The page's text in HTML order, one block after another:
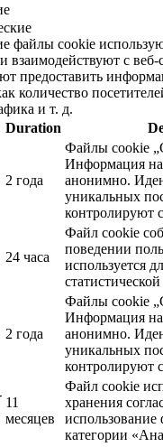
файлы cookie
взаимодействуют с
предоставить
количество
и т. д.
Duration
2 года
Файлы cookie
Информация на
анонимно.
уникальных
контролируют
24 часа
Файл cookie
поведении
используется
2 года
Файлы cookie
Информация на
анонимно.
уникальных
контролируют
11
месяцев
Файл cookie
хранения
использование
категории